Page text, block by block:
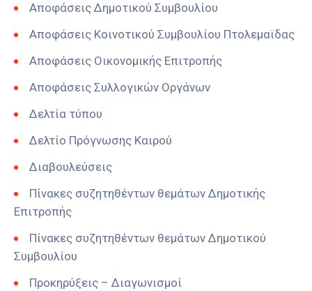
Αποφάσεις Δημοτικού Συμβουλίου
Αποφάσεις Κοινοτικού Συμβουλίου Πτολεμαϊδας
Αποφάσεις Οικονομικής Επιτροπής
Αποφάσεις Συλλογικών Οργάνων
Δελτία τύπου
Δελτίο Πρόγνωσης Καιρού
Διαβουλεύσεις
Πίνακες συζητηθέντων θεμάτων Δημοτικής
Επιτροπής
Πίνακες συζητηθέντων θεμάτων Δημοτικού
Συμβουλίου
Προκηρύξεις – Διαγωνισμοί